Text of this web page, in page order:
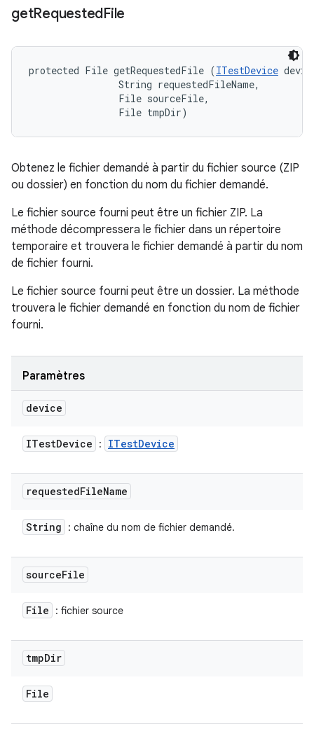
getRequestedFile
protected File getRequestedFile (ITestDevice
                String requestedFileName,
                File sourceFile,
                File tmpDir)
Obtenez le fichier demandé à partir du fichier source (ZIP
ou dossier) en fonction du nom du fichier demandé.
Le fichier source fourni peut être un fichier ZIP. La
méthode décompressera le fichier dans un répertoire
temporaire et trouvera le fichier demandé à partir du nom
de fichier fourni.
Le fichier source fourni peut être un dossier. La méthode
trouvera le fichier demandé en fonction du nom de fichier
fourni.
Paramètres
device
ITestDevice : ITestDevice
requestedFileName
String : chaîne du nom de fichier demandé.
sourceFile
File : fichier source
tmpDir
File